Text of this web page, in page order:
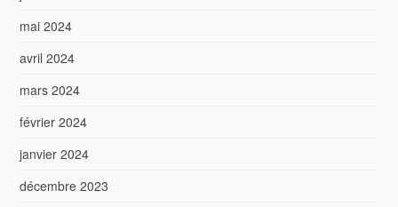
mai 2024
avril 2024
mars 2024
février 2024
janvier 2024
décembre 2023